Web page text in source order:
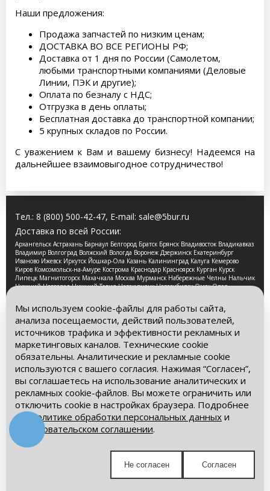
Наши предложения:
Продажа запчастей по низким ценам;
ДОСТАВКА ВО ВСЕ РЕГИОНЫ РФ;
Доставка от 1 дня по России (Самолетом,
любыми транспортными компаниями (Деловые
Линии, ПЭК и другие);
Оплата по безналу с НДС;
Отгрузка в день оплаты;
Бесплатная доставка до транспортной компании;
5 крупных складов по России.
С уважением к Вам и вашему бизнесу! Надеемся на
дальнейшее взаимовыгодное сотрудничество!
Тел.: 8 (800) 500-42-47, E-mail: sale@5bur.ru
Доставка по всей России:
Архангельск Астрахань Барнаул Белгород Братск Брянск Владивосток Владикавказ
Владимир Волгоград Волжский Вологда Воронеж Дзержинск Екатеринбург
Иваново Ижевск Иркутск Йошкар-Ола Казань Калининград Калуга Кемерово
Киров Комсомольск-на-Амуре Кострома Краснодар Красноярск Курган Курск
Липецк Магнитогорск Махачкала Москва Мурманск Набережные Челны Нальчик
Нижний Новгород Нижний Тагил Новокузнецк Новосибирск Омск Орел
Санкт-Петербург Саранск Саратов Смоленск Сочи Ставрополь Стерлитамак
Сургут Таганрог Тамбов Тверь Томск Тула Тюмень Улан-Удэ Ульяновск Уфа
Хабаровск Чебоксары Челябинск Череповец Чита Ярославль
2026 © Компания «Буровые Машины». Все права
защищены. Обращаем Ваше внимание на то, что данный
интернет-сайт носит исключительно информационный
характер и ни при каких условиях информационные
материалы и цены, размещенные на сайте, не является
публичной офертой, определяемой положениями Статьи
437 Гражданского кодекса РФ.
Политика обработки персональных данных
Пользовательское соглашение
Мы в социальных сетях:
Получите выгодное предложение!
Мы используем cookie-файлы для работы сайта,
анализа посещаемости, действий пользователей,
источников трафика и эффективности рекламных и
маркетинговых каналов. Технические cookie
обязательны. Аналитические и рекламные cookie
используются с вашего согласия. Нажимая “Согласен”,
вы соглашаетесь на использование аналитических и
рекламных cookie-файлов. Вы можете ограничить или
отключить cookie в настройках браузера. Подробнее
– в
Политике обработки персональных данных и
Пользовательском соглашении.
Согласен
Не согласен